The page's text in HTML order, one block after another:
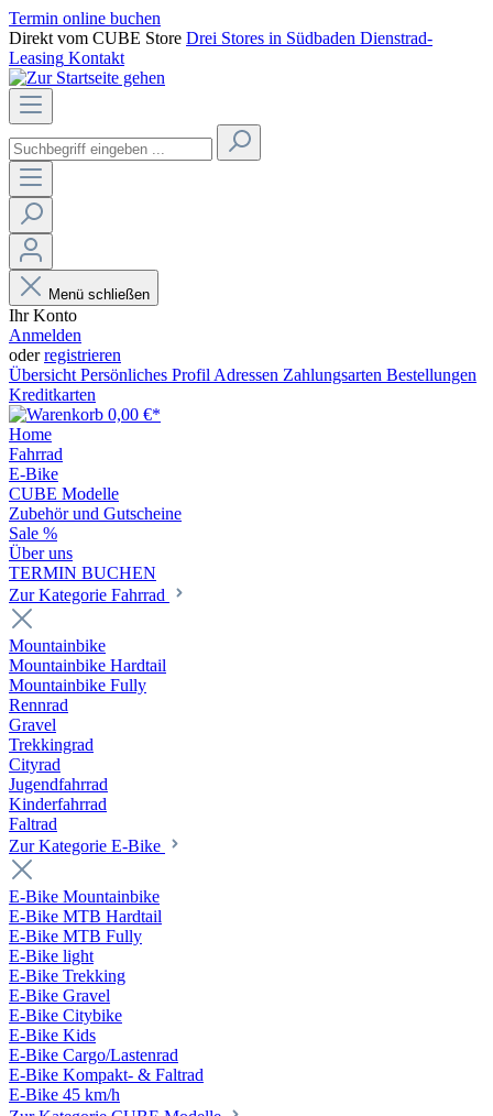
Termin online buchen
Direkt vom CUBE Store Drei Stores in Südbaden Dienstrad-
Leasing Kontakt
Menü schließen
Ihr Konto
Anmelden
oderregistrieren
Übersicht Persönliches Profil Adressen Zahlungsarten Bestellungen
Kreditkarten
0,00 €*
Home
Fahrrad
E-Bike
CUBE Modelle
Zubehör und Gutscheine
Sale %
Über uns
TERMIN BUCHEN
Zur Kategorie Fahrrad
Mountainbike
Mountainbike Hardtail
Mountainbike Fully
Rennrad
Gravel
Trekkingrad
Cityrad
Jugendfahrrad
Kinderfahrrad
Faltrad
Zur Kategorie E-Bike
E-Bike Mountainbike
E-Bike MTB Hardtail
E-Bike MTB Fully
E-Bike light
E-Bike Trekking
E-Bike Gravel
E-Bike Citybike
E-Bike Kids
E-Bike Cargo/Lastenrad
E-Bike Kompakt- & Faltrad
E-Bike 45 km/h